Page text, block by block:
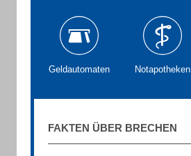
Geldautomaten Notapotheken
FAKTEN ÜBER BRECHEN